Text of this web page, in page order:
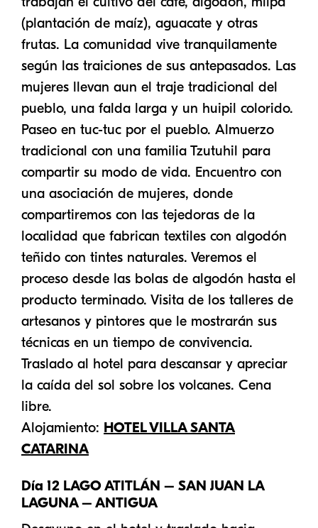
Vuelos
Nosotros
Contacto
(plantación de maíz), aguacate y otras
frutas. La comunidad vive tranquilamente
según las traiciones de sus antepasados. Las
mujeres llevan aun el traje tradicional del
pueblo, una falda larga y un huipil colorido.
Paseo en tuc-tuc por el pueblo. Almuerzo
tradicional con una familia Tzutuhil para
compartir su modo de vida. Encuentro con
una asociación de mujeres, donde
compartiremos con las tejedoras de la
localidad que fabrican textiles con algodón
teñido con tintes naturales. Veremos el
proceso desde las bolas de algodón hasta el
producto terminado. Visita de los talleres de
artesanos y pintores que le mostrarán sus
técnicas en un tiempo de convivencia.
Traslado al hotel para descansar y apreciar
la caída del sol sobre los volcanes. Cena
libre.
Alojamiento: HOTEL VILLA SANTA
CATARINA
Día 12 LAGO ATITLÁN – SAN JUAN LA
LAGUNA – ANTIGUA